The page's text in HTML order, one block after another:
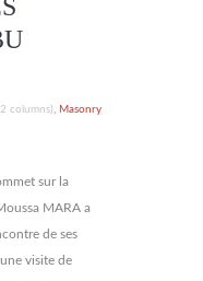
columns)
Masonry
sur la
MARA a
de ses
visite de